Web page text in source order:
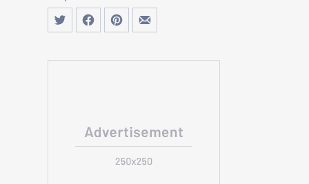
Τουίτα Μοιραστείτε το στο Facebook
Μοιραστείτε το στο Pinterest
Μοιραστείτε το με email